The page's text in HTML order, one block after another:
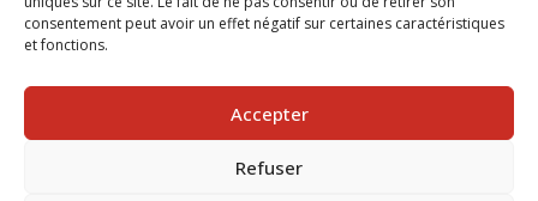
consentement peut avoir un effet négatif sur certaines caractéristiques
et fonctions.
Accepter
Refuser
© 2025 Nouvel R Formation - TOUS DROITS RÉSERVÉS -